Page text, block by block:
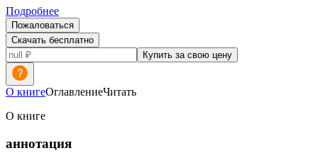
Подробнее
Пожаловаться
Скачать бесплатно
Купить за свою цену
О книгеОглавлениеЧитать
О книге
аннотация